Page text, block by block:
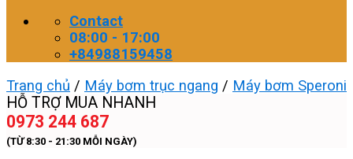
Contact
08:00 - 17:00
+84988159458
Trang chủ / Máy bơm trục ngang / Máy bơm Speroni
HỖ TRỢ MUA NHANH
0973 244 687
(TỪ 8:30 - 21:30 MỖI NGÀY)